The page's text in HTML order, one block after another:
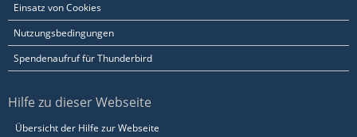
Einsatz von Cookies
Nutzungsbedingungen
Spendenaufruf für Thunderbird
Hilfe zu dieser Webseite
Übersicht der Hilfe zur Webseite